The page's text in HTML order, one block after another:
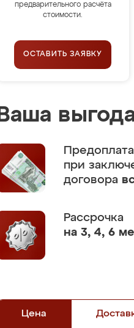
предварительного расчёта
стоимости.
ОСТАВИТЬ ЗАЯВКУ
Ваша
Предоплата
при
договора
Рассрочка
на 3, 4, 6
Цена